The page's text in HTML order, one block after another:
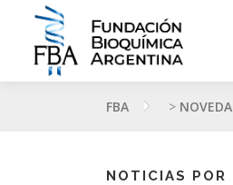
contenido
FBA >
NOTICIAS POR